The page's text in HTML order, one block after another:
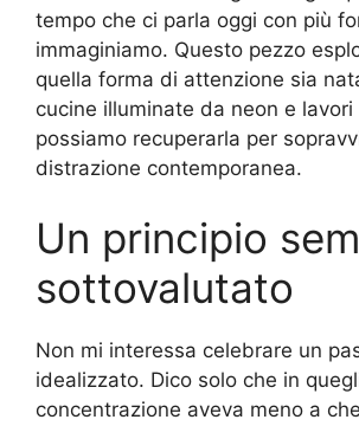
tempo che ci parla oggi con più
immaginiamo. Questo pezzo
quella forma di attenzione sia
cucine illuminate da neon e
possiamo recuperarla per
distrazione contemporanea.
Un principio
sottovalutato
Non mi interessa celebrare un
idealizzato. Dico solo che in
concentrazione aveva meno a